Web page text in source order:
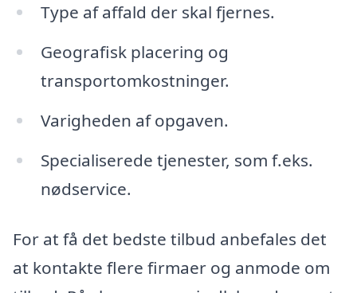
Type af affald der skal fjernes.
Geografisk placering og
transportomkostninger.
Varigheden af opgaven.
Specialiserede tjenester, som f.eks.
nødservice.
For at få det bedste tilbud anbefales det
at kontakte flere firmaer og anmode om